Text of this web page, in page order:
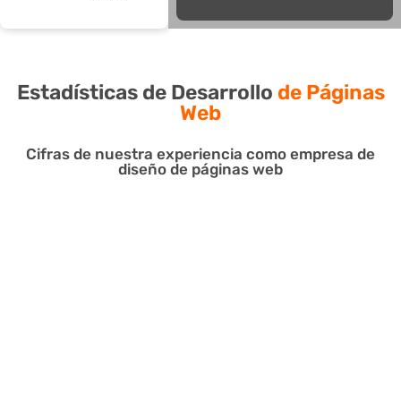
Estadísticas de Desarrollo de Páginas
Web
Cifras de nuestra experiencia como empresa de
diseño de páginas web